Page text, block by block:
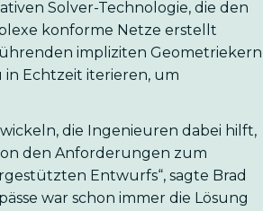
Solver-Technologie, die den
konforme Netze erstellt
impliziten Geometriekern
Echtzeit iterieren, um
die Ingenieuren dabei hilft,
den Anforderungen zum
Entwurfs“, sagte Brad
war schon immer die Lösung